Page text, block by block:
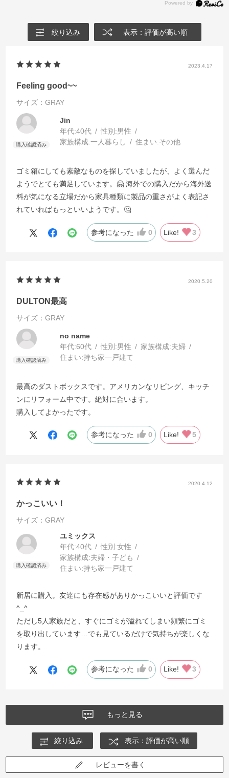
「METAL PRODUCTS」
の個体差、塗装ムラや小傷が生じる場合がございます。 商品それ
絞り込み 表示：評価が高い順
2023.4.17
Feeling good~~
サイズ：GRAY
Jin
年代:40代 性別:男性
家族構成:一人暮らし 住まい:その他
ゴミ箱にしても素敵なものを探していましたが、よく選んだ
ようでとても満足しています。🤗 海外での購入だから海外送
料が気になる立場だから家具種類に製品の重さがよく表記さ
れていればもっといいようです。🤔
参考になった 0 Like! 3
2020.5.20
DULTON最高
サイズ：GRAY
no name
年代:60代 性別:男性 家族構成:夫婦
住まい:持ち家一戸建て
最高のダストボックスです。アメリカンなリビング、キッチ
ンにリフォーム中です。絶対に合います。
購入してよかったです。
参考になった 0 Like! 5
2020.4.12
かっこいい！
サイズ：GRAY
ユミックス
年代:40代 性別:女性
家族構成:夫婦・子ども
住まい:持ち家一戸建て
新居に購入。友達にも存在感がありかっこいいと評価です
^_^
ただし5人家族だと、すぐにゴミが溢れてしまい頻繁にゴミ
を取り出しています…でも見ているだけで気持ちが楽しくな
ります。
参考になった 0 Like! 3
もっと見る
絞り込み 表示：評価が高い順
レビューを書く